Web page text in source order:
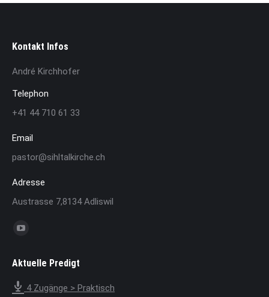
Kontakt Infos
André Kirchhofer
Telephon
+41 44 710 61 33
Email
pastor@sihltalkirche.ch
Adresse
Austrasse 7,8134 Adliswil
Finden Sie uns auf:
opens
Aktuelle Predigt
4 Zugänge > Praktisch